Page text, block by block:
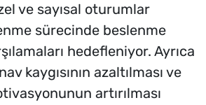
ve sayısal oturumlar
sürecinde beslenme
hedefleniyor. Ayrıca
kaygısının azaltılması ve
artırılması